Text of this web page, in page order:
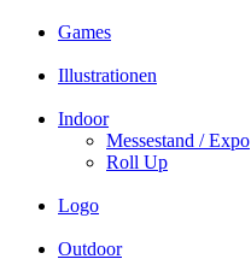
Games
Illustrationen
Indoor
Messestand / Expo
Roll Up
Logo
Outdoor